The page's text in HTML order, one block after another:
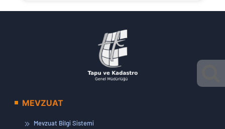
MEVZUAT
Mevzuat Bilgi Sistemi